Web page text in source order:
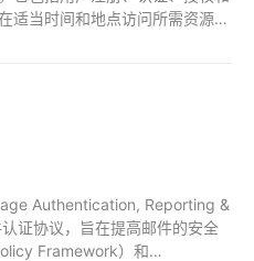
适当时间和地点访问所需资源，
Authentication, Reporting &
证协议，旨在提高邮件的安全
Framework）和